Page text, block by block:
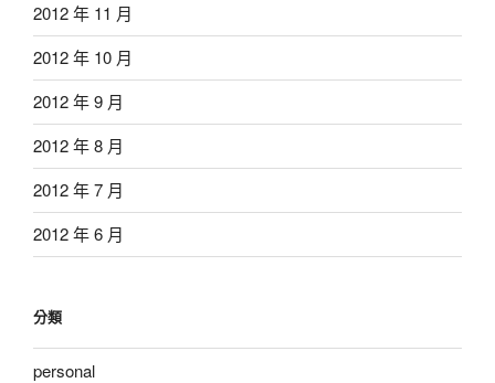
2012 年 11 月
2012 年 10 月
2012 年 9 月
2012 年 8 月
2012 年 7 月
2012 年 6 月
分類
personal